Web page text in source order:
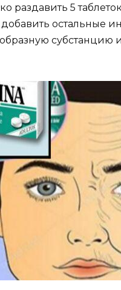
раздавить 5
остальные
субстанцию